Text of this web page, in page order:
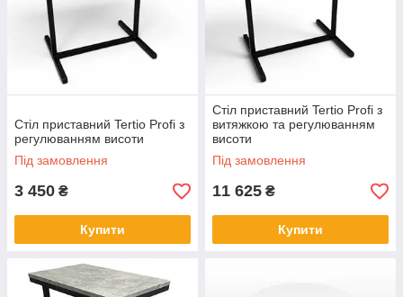
Стіл приставний Tertio Profi з
регулюванням висоти
Під замовлення
3 450 ₴
Купити
Стіл приставний Tertio Profi з
витяжкою та регулюванням
висоти
Під замовлення
11 625 ₴
Купити